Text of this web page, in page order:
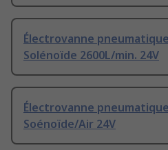
Électrovanne
Solénoïde 2600L/min. 24V
Électrovanne
Soénoïde/Air 24V